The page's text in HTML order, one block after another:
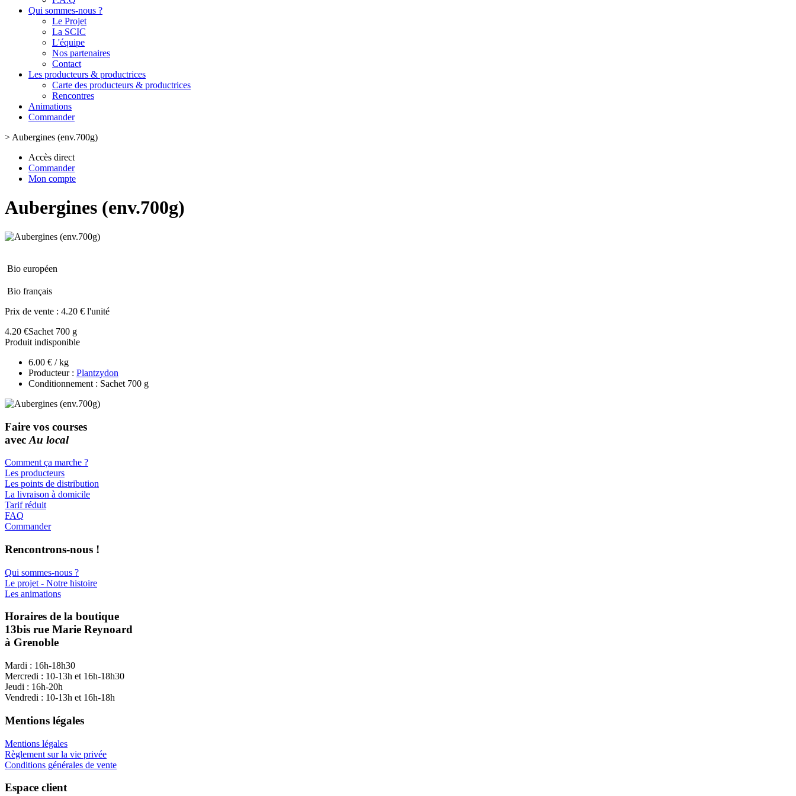
Qui sommes-nous ?
Le Projet
La SCIC
L'équipe
Nos partenaires
Contact
Les producteurs & productrices
Carte des producteurs & productrices
Rencontres
Animations
Commander
> Aubergines (env.700g)
Accès direct
Commander
Mon compte
Aubergines (env.700g)
Bio européen
Bio français
Prix de vente : 4.20 € l'unité
4.20 €Sachet 700 g
Produit indisponible
6.00 € / kg
Producteur : Plantzydon
Conditionnement : Sachet 700 g
Faire vos courses
avec Au local
Comment ça marche ?
Les producteurs
Les points de distribution
La livraison à domicile
Tarif réduit
FAQ
Commander
Rencontrons-nous !
Qui sommes-nous ?
Le projet - Notre histoire
Les animations
Horaires de la boutique
13bis rue Marie Reynoard
à Grenoble
Mardi : 16h-18h30
Mercredi : 10-13h et 16h-18h30
Jeudi : 16h-20h
Vendredi : 10-13h et 16h-18h
Mentions légales
Mentions légales
Règlement sur la vie privée
Conditions générales de vente
Espace client